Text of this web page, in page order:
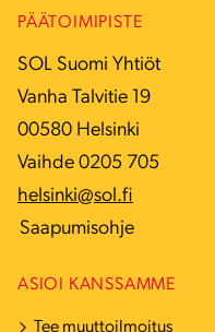
PÄÄTOIMIPISTE
SOL Suomi Yhtiöt
Vanha Talvitie 19
00580 Helsinki
Vaihde 0205 705
helsinki@sol.fi
Saapumisohje
ASIOI KANSSAMME
Tee muuttoilmoitus